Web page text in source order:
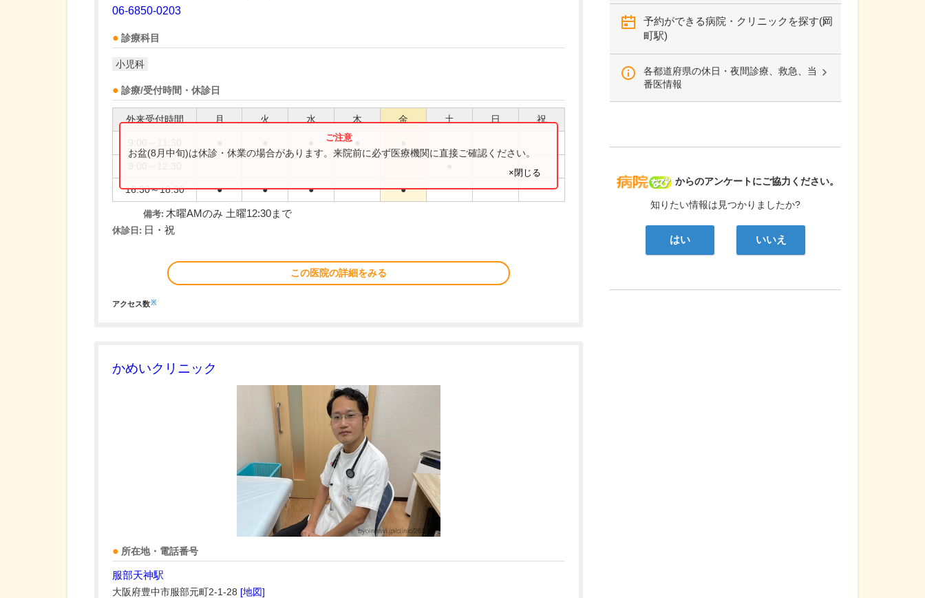
06-6850-0203
診療科目
小児科
診療/受付時間・休診日
外来受付時間 月 火 水 木 金 土 日 祝
16:30～18:30 ● ● ● ●
お盆(8月中旬)は休診・休業の場合があります。来院前に必ず医療機関に直接ご確認ください。
×閉じる
備考: 木曜AMのみ 土曜12:30まで
休診日: 日・祝
この医院の詳細をみる
アクセス数※
かめいクリニック
所在地・電話番号
服部天神駅
大阪府豊中市服部元町2-1-28 [地図]
予約ができる病院・クリニックを探す(岡
町駅)
各都道府県の休日・夜間診療、救急、当
番医情報
病院なび
からのアンケートにご協力ください。
知りたい情報は見つかりましたか?
はい いいえ